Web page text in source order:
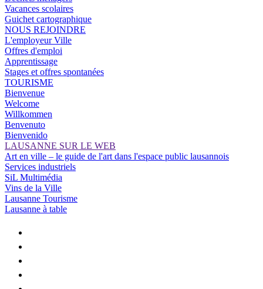
Vacances scolaires
Guichet cartographique
NOUS REJOINDRE
L'employeur Ville
Offres d'emploi
Apprentissage
Stages et offres spontanées
TOURISME
Bienvenue
Welcome
Willkommen
Benvenuto
Bienvenido
LAUSANNE SUR LE WEB
Art en ville – le guide de l'art dans l'espace public lausannois
Services industriels
SiL Multimédia
Vins de la Ville
Lausanne Tourisme
Lausanne à table